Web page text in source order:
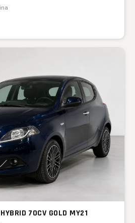
70CV GOLD MY21